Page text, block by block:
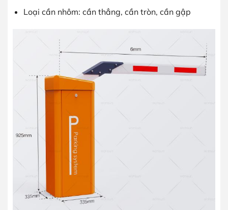
Loại cần nhôm: cần thẳng, cần tròn, cần gập